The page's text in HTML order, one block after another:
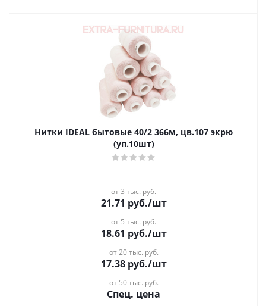
Нитки IDEAL бытовые 40/2 366м, цв.107 экрю
(уп.10шт)
от 3 тыс. руб.
21.71 руб./шт
от 5 тыс. руб.
18.61 руб./шт
от 20 тыс. руб.
17.38руб./шт
от 50 тыс. руб.
Спец. цена